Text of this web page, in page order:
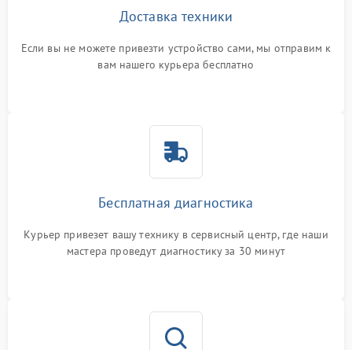
Доставка техники
Если вы не можете привезти устройство сами, мы отправим к
вам нашего курьера бесплатно
Бесплатная диагностика
Курьер привезет вашу технику в сервисный центр, где наши
мастера проведут диагностику за 30 минут